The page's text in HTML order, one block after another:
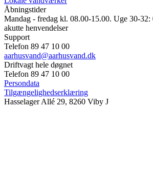
Åbningstider
Mandag - fredag kl. 08.00-15.00. Uge 30-
akutte henvendelser
Support
Telefon 89 47 10 00
aarhusvand@aarhusvand.dk
Driftvagt hele døgnet
Telefon 89 47 10 00
Persondata
Tilgængelighedserklæring
Hasselager Allé 29, 8260 Viby J